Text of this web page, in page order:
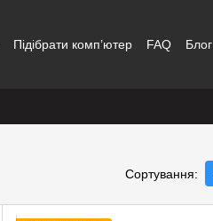
Підібрати комп’ютер FAQ Блог
Сортування: